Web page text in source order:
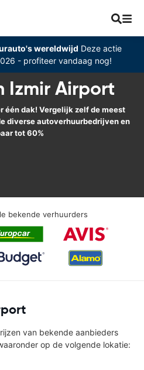
wereldwijd Deze actie
- profiteer vandaag nog!
Izmir Airport
één dak! Vergelijk zelf de meest
diverse autoverhuurbedrijven en
tot 60%
bekende verhuurders
van bekende aanbieders
op de volgende lokatie: